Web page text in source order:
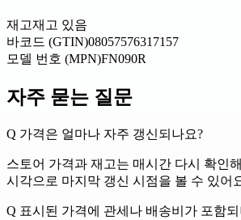
재고재고 있음
바코드 (GTIN)08057576317157
모델 번호 (MPN)FN090R
자주 묻는 질문
Q 가격은 얼마나 자주 갱신되나요?
스토어 가격과 재고는 매시간 다시 확인
시각으로 마지막 갱신 시점을 볼 수 있어
Q 표시된 가격에 관세나 배송비가 포함